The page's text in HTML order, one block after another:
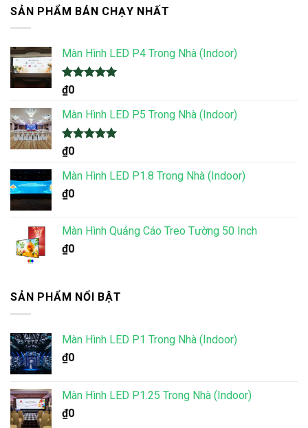
SẢN PHẨM BÁN CHẠY NHẤT
Màn Hình LED P4 Trong Nhà (Indoor)
Được xếp
hạng
5 sao
₫0
Màn Hình LED P5 Trong Nhà (Indoor)
Được xếp
hạng
5 sao
₫0
Màn Hình LED P1.8 Trong Nhà (Indoor)
₫0
Màn Hình Quảng Cáo Treo Tường 50 Inch
₫0
SẢN PHẨM NỔI BẬT
Màn Hình LED P1 Trong Nhà (Indoor)
₫0
Màn Hình LED P1.25 Trong Nhà (Indoor)
₫0